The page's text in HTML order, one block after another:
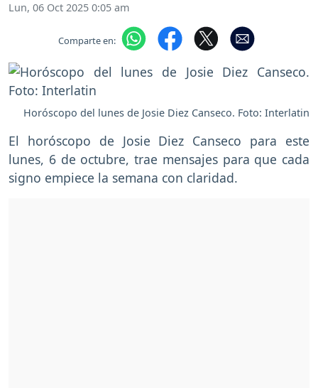
Lun, 06 Oct 2025 0:05 am
Comparte en:
Horóscopo del lunes de Josie Diez Canseco. Foto: Interlatin
El horóscopo de Josie Diez Canseco para este
lunes, 6 de octubre, trae mensajes para que cada
signo empiece la semana con claridad.